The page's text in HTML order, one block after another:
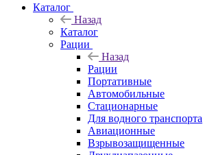
Каталог
Назад
Каталог
Рации
Назад
Рации
Портативные
Автомобильные
Стационарные
Для водного транспорта
Авиационные
Взрывозащищенные